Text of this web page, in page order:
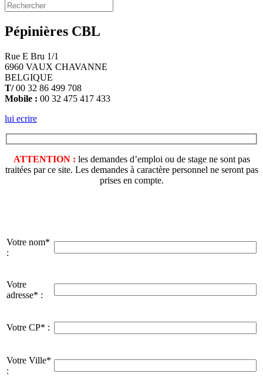
Pépinières CBL
Rue E Bru 1/1
6960 VAUX CHAVANNE
BELGIQUE
T/00 32 86 499 708
Mobile : 00 32 475 417 433
lui ecrire
ATTENTION : les demandes d’emploi ou de stage ne sont pas
traitées par ce site. Les demandes à caractère personnel ne seront pas
prises en compte.
Votre nom*
:
Votre
adresse* :
Votre CP* :
Votre Ville*
: